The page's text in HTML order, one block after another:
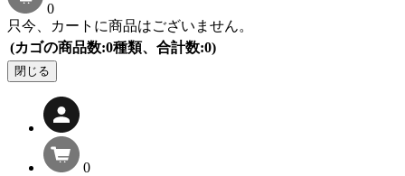
0
只今、カートに商品はございません。
(カゴの商品数:0種類、合計数:0)
閉じる
0